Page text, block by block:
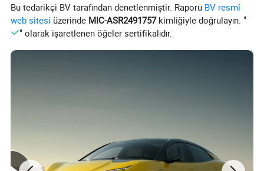
Bu tedarikçi BV tarafından denetlenmiştir. Raporu BV resmî
web sitesi üzerinde MIC-ASR2491757kimliğiyle doğrulayın. "
" olarak işaretlenen öğeler sertifikalıdır.